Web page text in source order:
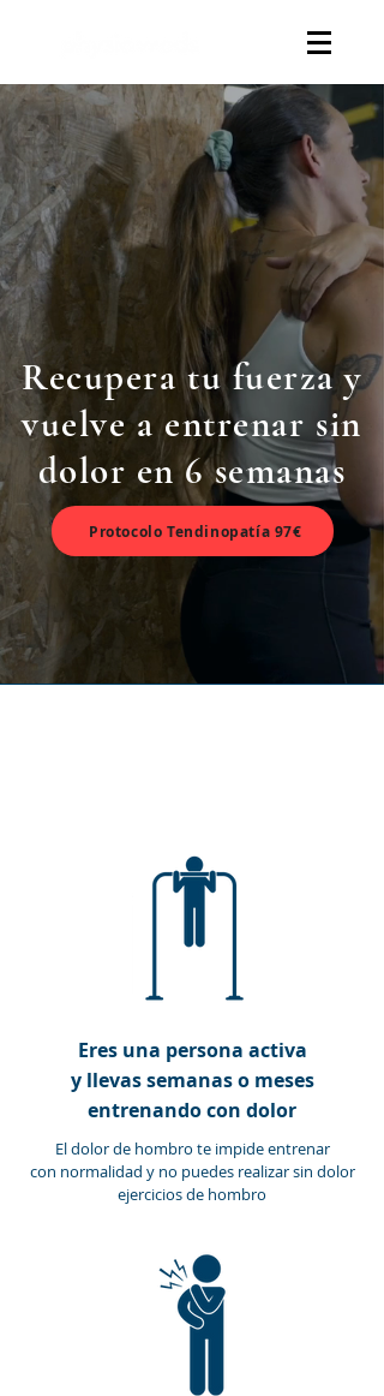
Recupera tu fuerza y
vuelve a entrenar sin
dolor en 6 semanas
Protocolo Tendinopatía 97€
Eres una persona activa
y llevas semanas o meses
entrenando con dolor
El dolor de hombro te impide entrenar
con normalidad y no puedes realizar sin dolor
ejercicios de hombro